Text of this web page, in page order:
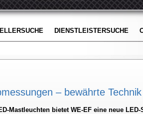
DIENSTLEISTERSUCHE
– bewährte Technik
Mastleuchten bietet WE-EF eine neue